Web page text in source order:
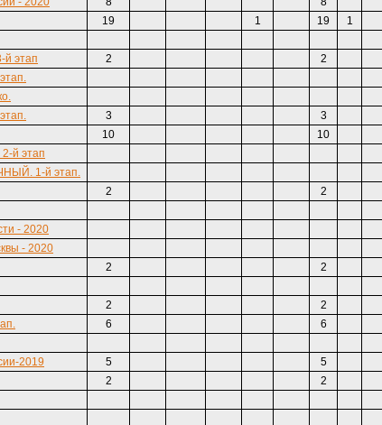
19 1 19
1
этап 2
2
3
3
10
10
й этап
1-й этап.
2
2
- 2020
- 2020
2
2
2
2
6
6
2019 5
5
2
2